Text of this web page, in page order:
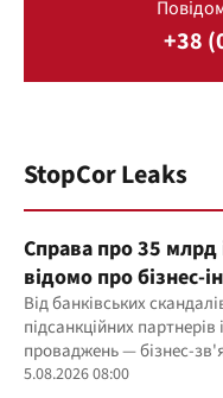
+38
StopCor Leaks
Справа про 35 млрд
відомо про бізнес-
"Родовід Банку"
Від банківських
підсанкційних
проваджень — бізнес-
Дядечка й досі
5.08.2026 08:00